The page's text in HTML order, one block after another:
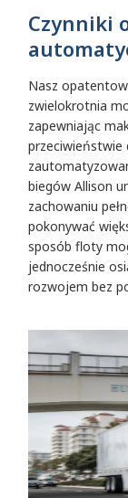
Czynniki
Nasz
zwielokrotnia
zapewniając
przeciwieństwie
biegów Allison
zachowaniu
pokonywać
sposób floty
jednocześnie
rozwojem bez